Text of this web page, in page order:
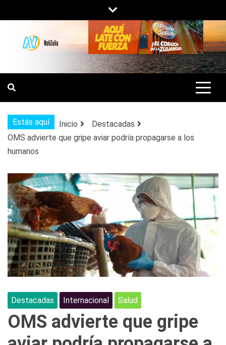
al
contenido
NOTIZULIA
NOTICIAS DEL ZULIA, VENEZUELA Y
DE INTERÉS GENERAL.
Estás aquí Inicio
Destacadas
OMS advierte que gripe aviar podría propagarse a los
humanos
Destacadas Internacional Salud
OMS advierte que gripe